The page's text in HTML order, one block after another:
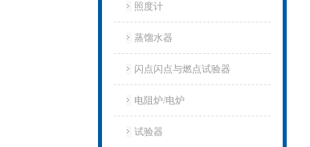
照度计
蒸馏水器
闪点闪点与燃点试验器
电阻炉/电炉
试验器